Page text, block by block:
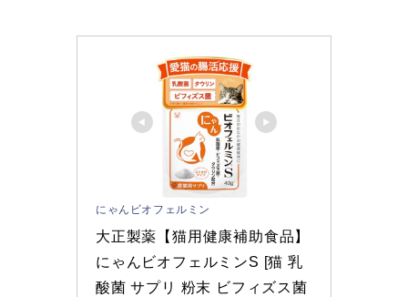
にゃんビオフェルミン
大正製薬【猫用健康補助食品】
にゃんビオフェルミンS [猫 乳
酸菌 サプリ 粉末 ビフィズス菌